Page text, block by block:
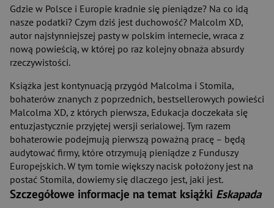
Gdzie w Polsce i Europie kradnie się pieniądze? Na co idą
nasze podatki? Czym dziś jest duchowość? Malcolm XD,
autor najsłynniejszej pasty w polskim internecie, wraca z
nową powieścią, w której po raz kolejny obnaża absurdy
rzeczywistości.
Książka jest kontynuacją przygód Malcolma i Stomila,
bohaterów znanych z poprzednich, bestsellerowych powieści
Malcolma XD, z których pierwsza, Edukacja doczekała się
entuzjastycznie przyjętej wersji serialowej. Tym razem
bohaterowie podejmują pierwszą poważną pracę – będą
audytować firmy, które otrzymują pieniądze z Funduszy
Europejskich. W tym tomie większy nacisk położony jest na
postać Stomila, dowiemy się dlaczego jest, jaki jest.
Szczegółowe informacje na temat książki Eskapada